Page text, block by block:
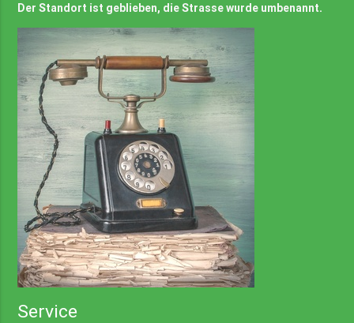
Der Standort ist geblieben, die Strasse wurde umbenannt.
Service